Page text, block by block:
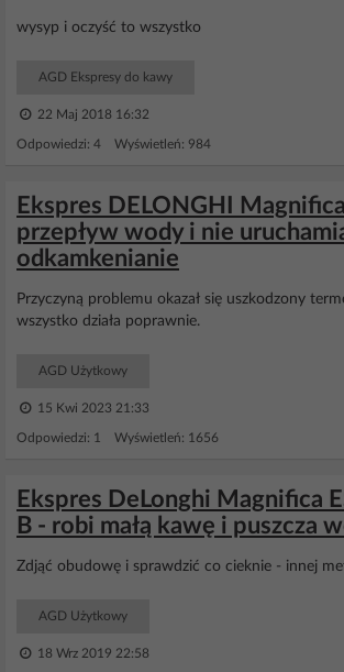
wysyp i oczyść to wszystko
AGD Ekspresy do kawy
22 Maj 2018 16:32
Odpowiedzi: 4 Wyświetleń: 984
Ekspres DELONGHI
przepływ wody i nie
odkamkenianie
Przyczyną problemu okazał się uszkodzony
wszystko działa poprawnie.
AGD Użytkowy
15 Kwi 2023 21:33
Odpowiedzi: 1 Wyświetleń: 1656
Ekspres DeLonghi Magnifica
B - robi małą kawę i puszcza
Zdjąć obudowę i sprawdzić co cieknie - innej
AGD Użytkowy
18 Wrz 2019 22:58